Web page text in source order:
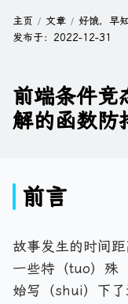
主页 文章
好饿，早
发布于： 2022-12-31
前端条件
解的函数防
前言
故事发生的时间
一些特（tuo）殊
始写（shui）下了